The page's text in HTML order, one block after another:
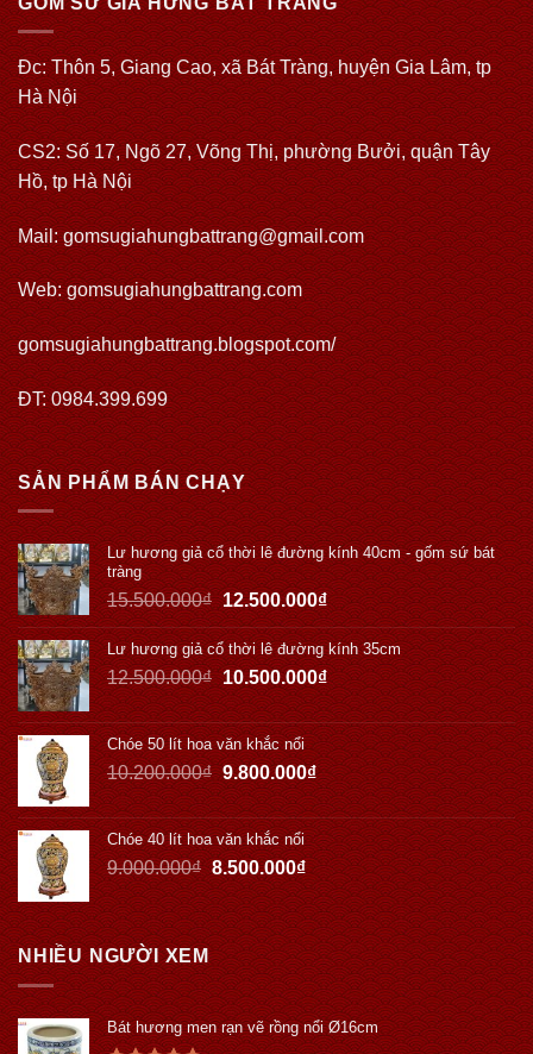
Đc: Thôn 5, Giang Cao, xã Bát Tràng, huyện Gia Lâm, tp
Hà Nội
CS2: Số 17, Ngõ 27, Võng Thị, phường Bưởi, quận Tây
Hồ, tp Hà Nội
Mail: gomsugiahungbattrang@gmail.com
Web:gomsugiahungbattrang.com
gomsugiahungbattrang.blogspot.com/
ĐT: 0984.399.699
SẢN PHẨM BÁN CHẠY
Lư hương giả cổ thời lê đường kính 40cm - gốm sứ bát
tràng
15.500.000₫ 12.500.000₫
Lư hương giả cổ thời lê đường kính 35cm
12.500.000₫ 10.500.000₫
Chóe 50 lít hoa văn khắc nổi
10.200.000₫ 9.800.000₫
Chóe 40 lít hoa văn khắc nổi
9.000.000₫ 8.500.000₫
NHIỀU NGƯỜI XEM
Bát hương men rạn vẽ rồng nổi Ø16cm